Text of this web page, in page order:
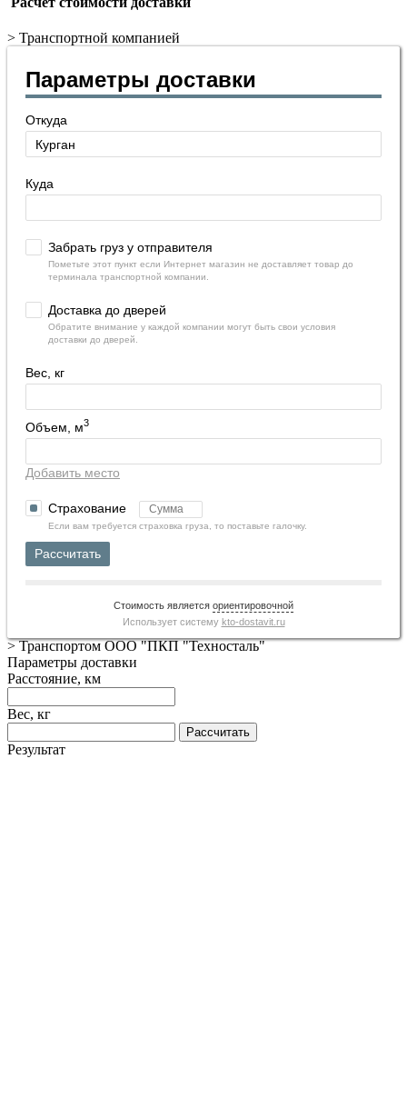
> Транспортной компанией
Параметры доставки
Откуда
Куда
Забрать груз у отправителя
Пометьте этот пункт если Интернет магазин не доставляет товар до
терминала транспортной компании.
Доставка до дверей
Обратите внимание у каждой компании могут быть свои условия
доставки до дверей.
Вес, кг
Объем, м3
Добавить место
Страхование
Если вам требуется страховка груза, то поставьте галочку.
Рассчитать
Стоимость является ориентировочной
Использует систему kto-dostavit.ru
>Транспортом ООО "ПКП "Техносталь"
Параметры доставки
Расстояние, км
Вес, кг
Рассчитать
Результат